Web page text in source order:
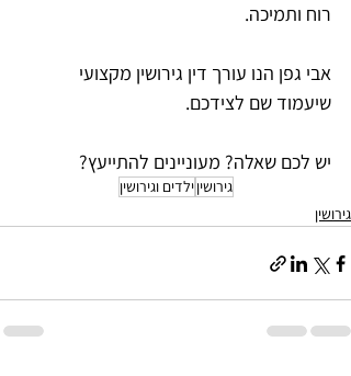
רוח ותמיכה.
אבי גפן הנו עורך דין גירושין מקצועי
שיעמוד שם לצידכם.
יש לכם שאלה? מעוניינים להתייעץ?
גירושיןילדים וגירושין
גירושין